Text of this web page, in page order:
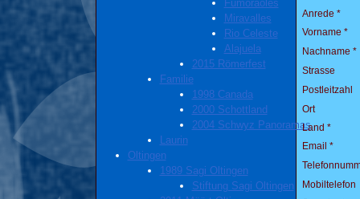
Fumoraoles
Miravalles
Rio Celeste
Alajuela
2015 Römerfest
Familie
1998 Canada
2000 Schottland
2004 Schwyz Panoramas
Laurin
Oltingen
1989 Sagi Oltingen
Stiftung Sagi Oltingen
Anrede *
Vorname *
Nachname *
Strasse
Postleitzahl
Ort
Land *
Email *
Mobiltelefon